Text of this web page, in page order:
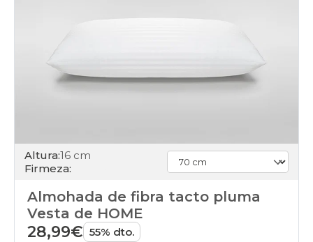
Altura:16 cm
Firmeza:
Almohada de fibra tacto pluma
Vesta de HOME
28,99€ 55% dto.